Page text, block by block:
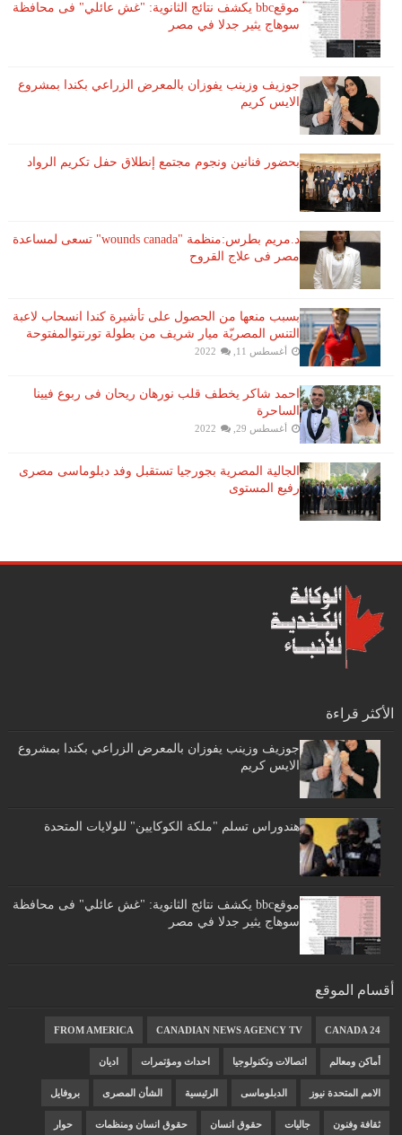
موقعbbc يكشف نتائج الثانوية: "غش عائلي" فى محافظة
سوهاج يثير جدلا في مصر
جوزيف وزينب يفوزان بالمعرض الزراعي بكندا بمشروع
الايس كريم
بحضور فنانين ونجوم مجتمع إنطلاق حفل تكريم الرواد
د.مريم بطرس:منظمة "wounds canada" تسعى لمساعدة
مصر فى علاج القروح
بسبب منعها من الحصول على تأشيرة كندا انسحاب لاعبة ​
التنس​ المصريّة ​ميار شريف​ من بطولة ​تورنتو​المفتوحة
أغسطس 11, 2022
احمد شاكر يخطف قلب نورهان ريحان فى ربوع فيينا
الساحرة
أغسطس 29, 2022
الجالية المصرية بجورجيا تستقبل وفد دبلوماسى مصرى
رفيع المستوى
الأكثر قراءة
جوزيف وزينب يفوزان بالمعرض الزراعي بكندا بمشروع
الايس كريم
هندوراس تسلم "ملكة الكوكايين" للولايات المتحدة
موقعbbc يكشف نتائج الثانوية: "غش عائلي" فى محافظة
سوهاج يثير جدلا في مصر
أقسام الموقع
CANADA 24
CANADIAN NEWS AGENCY TV
FROM AMERICA
أماكن ومعالم اتصالات وتكنولوجيا احداث ومؤتمرات اديان
الامم المتحدة نيوز الدبلوماسى الرئيسية الشأن المصرى بروفايل
ثقافة وفنون جاليات حقوق انسان حقوق انسان ومنظمات حوار